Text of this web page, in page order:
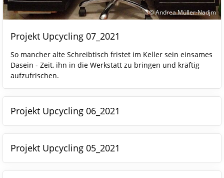
© Andrea Müller-Nadjm
Projekt Upcycling 07_2021
So mancher alte Schreibtisch fristet im Keller sein einsames
Dasein - Zeit, ihn in die Werkstatt zu bringen und kräftig
aufzufrischen.
Projekt Upcycling 06_2021
Projekt Upcycling 05_2021